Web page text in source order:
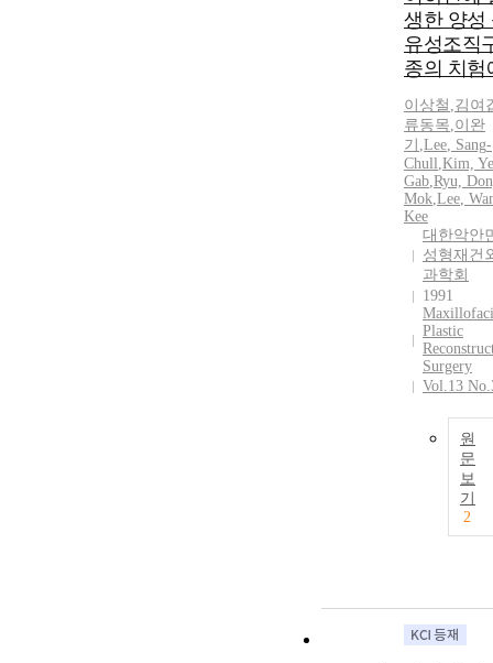
생한 양성
유성조직
종의 치험
이상철 ,김여
류동목,이완
기 ,Lee, Sang-
Chull,Kim,
Gab,Ryu,
Mok,Lee,
Kee
대한악안
성형재건
과학회
1991
Plastic
Surgery
Vol.13
원
문
보
기
2